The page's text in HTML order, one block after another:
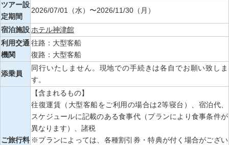
ツアー設
定期間
2026/07/01（水）〜2026/11/30（月）
宿泊施設 ホテル神津館
利用交通
機関
往路：大型客船
復路：大型客船
添乗員
同行いたしません。現地での手続きは各自でお願い致しま
す。
ご旅行料
【含まれるもの】
往復運賃（大型客船をご利用の場合は2等寝台）、宿泊代、
スケジュールに記載のある食事代（プランにより食事条件が
異なります）、諸税
※プランによっては、各種割引券・特典が付く場合がござい